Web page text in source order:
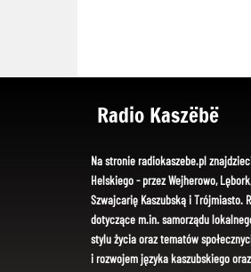
Radio Kaszëbë
Na stronie radiokaszebe.pl
Helskiego - przez Wejherowo,
Szwajcarię Kaszubską i Trójmiasto.
dotyczące m.in. samorządu
stylu życia oraz tematów
i rozwojem języka kaszubskiego